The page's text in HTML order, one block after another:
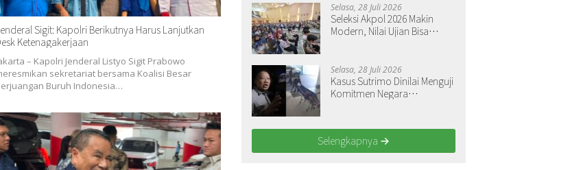
Sigit: Kapolri Berikutnya Harus Lanjutkan
Ketenagakerjaan
– Kapolri Jenderal Listyo Sigit Prabowo
sekretariat bersama Koalisi Besar
Buruh Indonesia…
Selasa, 28 Juli 2026
Seleksi Akpol 2026 Makin
Modern, Nilai Ujian Bisa
Selasa, 28 Juli 2026
Kasus Sutrimo Dinilai Menguji
Komitmen Negara
Selengkapnya